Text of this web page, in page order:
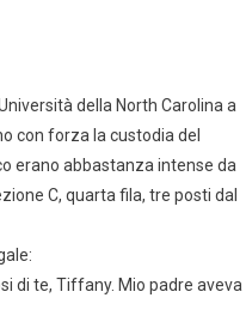
della North Carolina a
con forza la custodia del
erano abbastanza intense da
C, quarta fila, tre posti dal
di te, Tiffany. Mio padre aveva